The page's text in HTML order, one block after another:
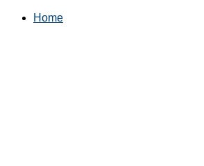
Home